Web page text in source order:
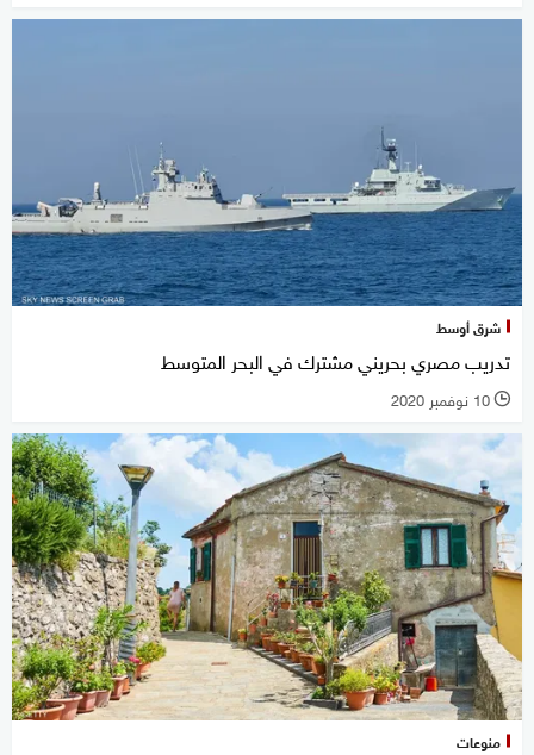
شرق أوسط
تدريب مصري بحريني مشترك في البحر المتوسط
l 10 نوفمبر 2020
منوعات